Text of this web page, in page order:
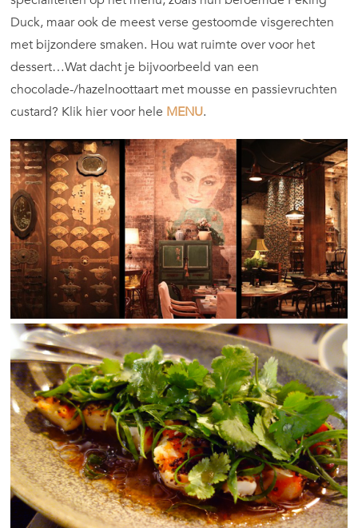
Duck, maar ook de meest verse gestoomde visgerechten
met bijzondere smaken. Hou wat ruimte over voor het
dessert…Wat dacht je bijvoorbeeld van een
chocolade-/hazelnoottaart met mousse en passievruchten
custard? Klik hier voor hele MENU.